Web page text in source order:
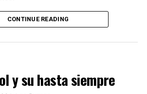
Torres –
medalla o
CONTINUE READING
y su hasta siempre